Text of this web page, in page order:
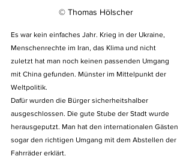
© Thomas Hölscher
Es war kein einfaches Jahr. Krieg in der Ukraine,
Menschenrechte im Iran, das Klima und nicht
zuletzt hat man noch keinen passenden Umgang
mit China gefunden. Münster im Mittelpunkt der
Weltpolitik.
Dafür wurden die Bürger sicherheitshalber
ausgeschlossen. Die gute Stube der Stadt wurde
herausgeputzt. Man hat den internationalen Gästen
sogar den richtigen Umgang mit dem Abstellen der
Fahrräder erklärt.